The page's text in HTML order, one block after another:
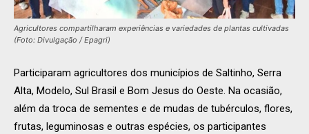
Agricultores compartilharam experiências e variedades de plantas cultivadas
(Foto: Divulgação / Epagri)
Participaram agricultores dos municípios de Saltinho, Serra
Alta, Modelo, Sul Brasil e Bom Jesus do Oeste. Na ocasião,
além da troca de sementes e de mudas de tubérculos, flores,
frutas, leguminosas e outras espécies, os participantes